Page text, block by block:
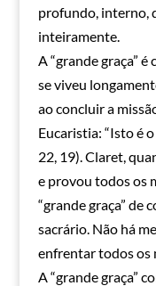
profundo, interno,
inteiramente.
A “grande graça”
se viveu
ao concluir a
Eucaristia: “Isto é
22, 19). Claret,
e provou todos os
“grande graça” de
sacrário. Não há
enfrentar todos os
A “grande graça”